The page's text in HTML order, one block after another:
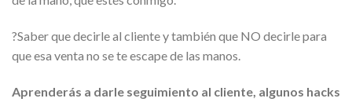
?Saber que decirle al cliente y también que NO decirle para
que esa venta no se te escape de las manos.
Aprenderás a darle seguimiento al cliente, algunos hacks